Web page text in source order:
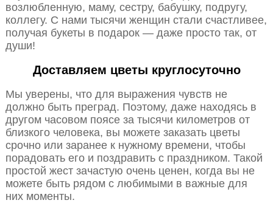
возлюбленную, маму, сестру, бабушку, подругу,
коллегу. С нами тысячи женщин стали счастливее,
получая букеты в подарок — даже просто так, от
души!
Доставляем цветы круглосуточно
Мы уверены, что для выражения чувств не
должно быть преград. Поэтому, даже находясь в
другом часовом поясе за тысячи километров от
близкого человека, вы можете заказать цветы
срочно или заранее к нужному времени, чтобы
порадовать его и поздравить с праздником. Такой
простой жест зачастую очень ценен, когда вы не
можете быть рядом с любимыми в важные для
них моменты.